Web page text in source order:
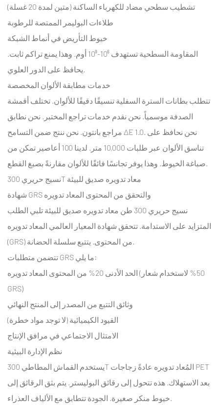
التصنيع
المملوكة
8
الأسئلة
المتداولة
8.1
ما
الحد
الأدنى
لكمية
طلب
300T
قماش
8.2
كيف
يمكن
مقارنة
قماش
بـ
210T
لاستخدام
المظلة؟
8.3
يمكنك
إنتاج
تشطيب سطحي مضاد للكهرباء الساكنة (متين لمدة 20 غسلة)
طلاءات البوليمر الممتصة للرطوبة
خيوط التأريض في أنماط الشبكة
المقاومة السطحية تستهدف 10⁶-10⁹ أوم. وهذا يمنع تراكم ثابت.
يحافظ على الدور العلوي.
خدمات مطابقة الألوان المخصصة
تتطلب بطانات السترة السفلية تنسيقًا دقيقًا للألوان. تختلف أقمشة
الصدفة موسمياً. نحن نقدم خدمات تراجع المختبر. نحن نطابق
مراجع بانتون. نحن ننتج ضمن التسامح ΔE 1.0. نحن نحافظ على
تناسق الألوان عبر طلبات 10,000 متر. لدينا 100 أعاصير تمكن من
صباغة الخيوط. وهذا يوفر تجانسًا فائقًا للألوان مقارنةً بصبغ القطع.
نسيج حريري 300T معاد تدويره صديق للبيئة
شهادة GRS والتحقق من المحتوى المعاد تدويره
نسيج حريري 300 طن معاد تدويره صديق للبيئة
تلبي الطلب
المتزايد على الاستدامة. تتحقق شهادة المعيار العالمي المعاد تدويره
(GRS) من المحتوى. يتتبع سلسلة الحضانة.
تتضمن متطلبات GRS ما يلي:
الحد الأدنى 20% من المحتوى المعاد تدويره (50% لاستخدام شعار
GRS)
وثائق التتبع من المصدر إلى المنتج النهائي
القيود الكيميائية (لا توجد مواد خطرة)
الامتثال الاجتماعي في مرافق الإنتاج
نظم الإدارة البيئية
يستخدم القماش المطاطي 300T المُعاد تدويره عادةً زجاجات PET
بعد الاستهلاك. هذه تتحول إلى رقائق البوليستر. يتم بثق الرقائق إلى
خيوط منكر صغيرة. الجودة تتطابق مع الألياف العذراء.